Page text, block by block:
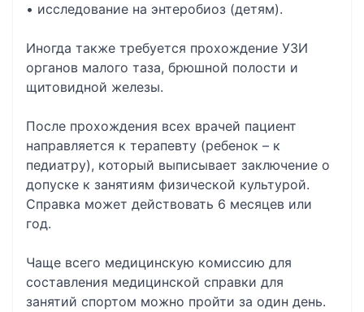
• исследование на энтеробиоз (детям).
Иногда также требуется прохождение УЗИ
органов малого таза, брюшной полости и
щитовидной железы.
После прохождения всех врачей пациент
направляется к терапевту (ребенок – к
педиатру), который выписывает заключение о
допуске к занятиям физической культурой.
Справка может действовать 6 месяцев или
год.
Чаще всего медицинскую комиссию для
составления медицинской справки для
занятий спортом можно пройти за один день.